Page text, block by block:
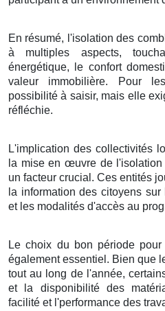
En résumé, l'isolation des
à multiples aspects,
énergétique, le confort
valeur immobilière. Pour
possibilité à saisir, mais elle
réfléchie.
L'implication des collectivités
la mise en œuvre de
un facteur crucial. Ces entités
la information des citoyens
et les modalités d'accès au
Le choix du bon période
également essentiel. Bien que
tout au long de l'année,
et la disponibilité des
facilité et l'performance des